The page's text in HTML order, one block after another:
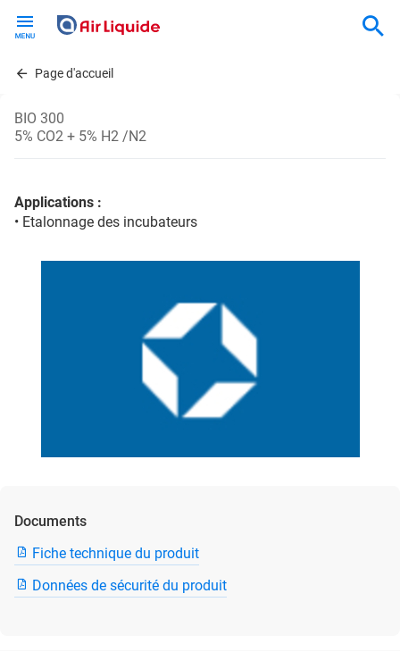
contentPage d'accueil
BIO 300
5% CO2 + 5% H2 /N2
Applications :
• Etalonnage des incubateurs
Documents
Fiche technique du produit
Données de sécurité du produit